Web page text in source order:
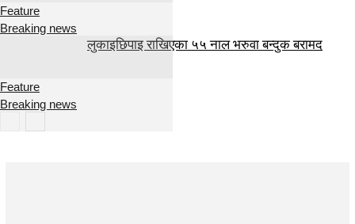
Feature
Breaking news
Feature
Breaking news
लुकाइछिपाइ राखिएका ५५ नाल भरुवा बन्दुक बरामद